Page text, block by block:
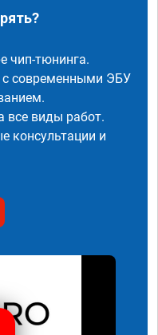
чип-тюнинга.
с современными ЭБУ
все виды работ.
консультации и